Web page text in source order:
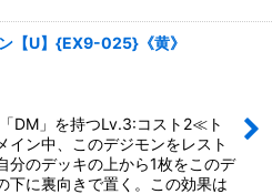
【U】{EX9-025}《黄》
DM」を持つLv.3:コスト2≪ト
イン中、このデジモンをレスト
分のデッキの上から1枚をこのデ
下に裏向きで置く。この効果は